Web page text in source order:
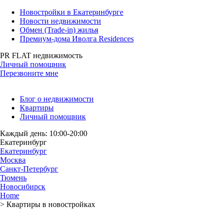
Новостройки в Екатеринбурге
Новости недвижимости
Обмен (Trade-in) жилья
Премиум-дома Иволга Residences
PR FLAT недвижимость
Личный помощник
Перезвоните мне
Блог о недвижимости
Квартиры
Личный помощник
Каждый день: 10:00-20:00
Екатеринбург
Екатеринбург
Москва
Санкт-Петербург
Тюмень
Новосибирск
Home
> Квартиры в новостройках